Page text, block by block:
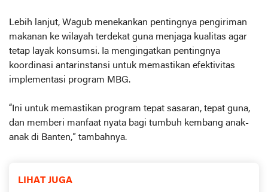
Lebih lanjut, Wagub menekankan pentingnya pengiriman
makanan ke wilayah terdekat guna menjaga kualitas agar
tetap layak konsumsi. Ia mengingatkan pentingnya
koordinasi antarinstansi untuk memastikan efektivitas
implementasi program MBG.
“Ini untuk memastikan program tepat sasaran, tepat guna,
dan memberi manfaat nyata bagi tumbuh kembang anak-
anak di Banten,” tambahnya.
LIHAT JUGA